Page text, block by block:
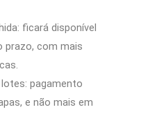
ficará disponível
prazo, com mais
pagamento
e não mais em